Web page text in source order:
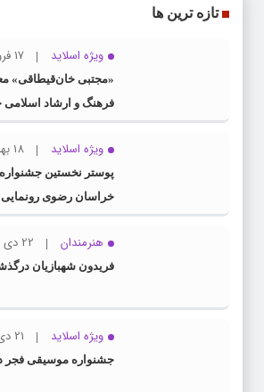
تازه ترین ها
ویژه اسلاید 17 فروردین 1404
«مجتبی خان‌قیطاقی»
فرهنگ و ارشاد
ویژه اسلاید 18 بهمن 1403
پوستر نخستین
خراسان رضوی
هنرمندان 22 دی 1403
فریدون شهبازیان
ویژه اسلاید 21 دی 1403
جشنواره موسیقی فجر